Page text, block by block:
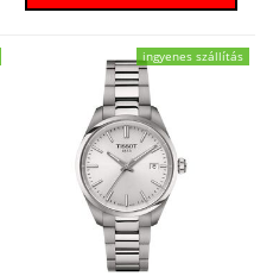
ingyenes szállítás